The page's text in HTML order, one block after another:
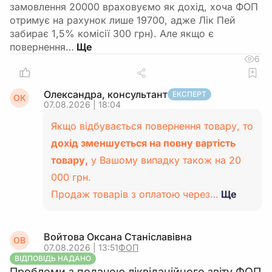
замовлення 20000 враховуємо як дохід, хоча ФОП
отримує на рахунок лише 19700, адже Лік Пей
забирає 1,5% комісії 300 грн). Але якщо є
повернення…
6
ОК Олександра, консультант ЕКСПЕРТ
07.08.2026 | 18:04
Якщо відбувається повернення товару, то
дохід зменшується на повну вартість
товару, у Вашому випадку також на 20
000 грн.
Продаж товарів з оплатою через… Ще
ОВ Войтова Оксана Станіславівна
07.08.2026 | 13:51ФОП
ВІДПОВІДЬ НАДАНО